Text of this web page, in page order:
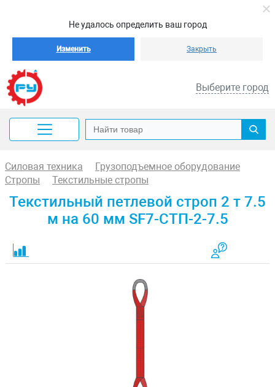
Не удалось определить ваш город
Изменить Закрыть
Выберите город
Силовая техника
Грузоподъемное оборудование
Стропы
Текстильные стропы
Текстильный петлевой строп 2 т 7.5
м на 60 мм SF7-СТП-2-7.5